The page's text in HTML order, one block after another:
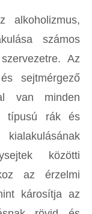
alkoholizmus,
számos
Az
sejtmérgező
van minden
típusú rák és
közötti
az érzelmi
károsítja az